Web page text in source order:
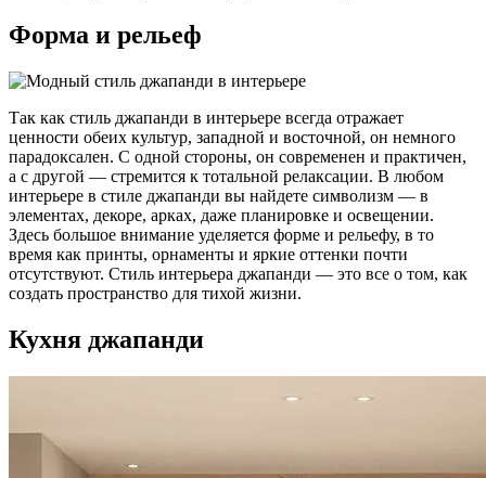
Форма и рельеф
Так как стиль джапанди в интерьере всегда отражает
ценности обеих культур, западной и восточной, он немного
парадоксален. С одной стороны, он современен и практичен,
а с другой — стремится к тотальной релаксации. В любом
интерьере в стиле джапанди вы найдете символизм — в
элементах, декоре, арках, даже планировке и освещении.
Здесь большое внимание уделяется форме и рельефу, в то
время как принты, орнаменты и яркие оттенки почти
отсутствуют. Стиль интерьера джапанди — это все о том, как
создать пространство для тихой жизни.
Кухня джапанди